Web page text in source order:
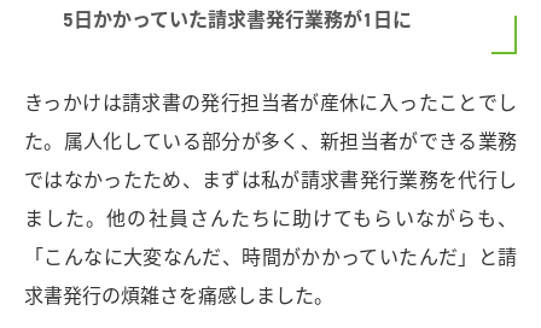
5日かかっていた請求書発行業務が1日に
きっかけは請求書の発行担当者が産休に入ったことでし
た。属人化している部分が多く、新担当者ができる業務
ではなかったため、まずは私が請求書発行業務を代行し
ました。他の社員さんたちに助けてもらいながらも、
「こんなに大変なんだ、時間がかかっていたんだ」と請
求書発行の煩雑さを痛感しました。